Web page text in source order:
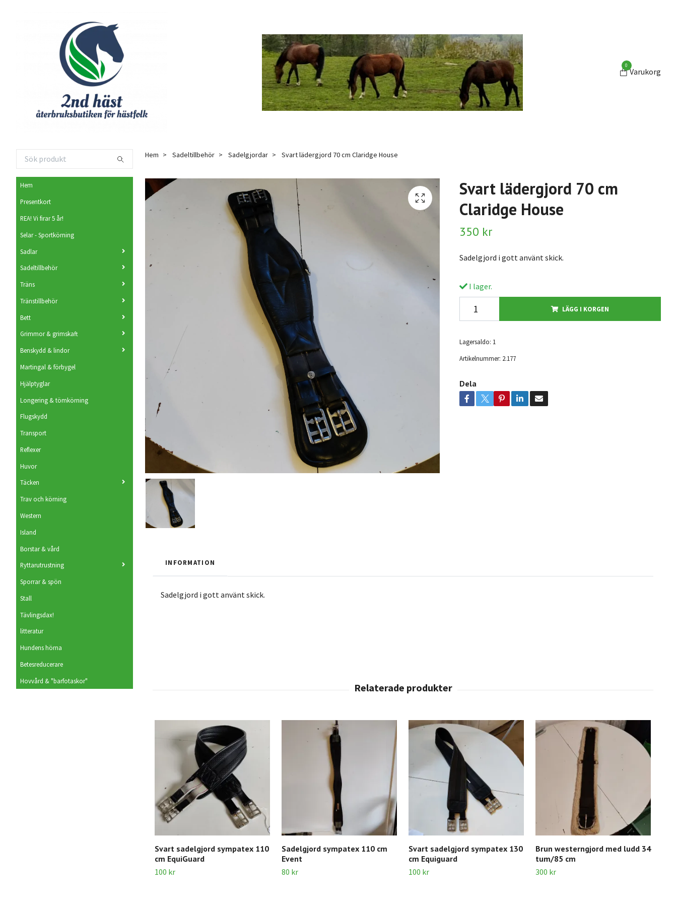
0
Varukorg
Hem
Presentkort
REA! Vi firar 5 år!
Selar - Sportkörning
Sadlar
Sadeltillbehör
Träns
Tränstillbehör
Bett
Grimmor & grimskaft
Benskydd & lindor
Martingal & förbygel
Hjälptyglar
Longering & tömkörning
Flugskydd
Transport
Reflexer
Huvor
Täcken
Trav och körning
Western
Island
Borstar & vård
Ryttarutrustning
Sporrar & spön
Stall
Tävlingsdax!
litteratur
Hundens hörna
Betesreducerare
Hovvård & "barfotaskor"
Hem Sadeltillbehör Sadelgjordar Svart lädergjord 70 cm Claridge House
Svart lädergjord 70 cm
Claridge House
350 kr
Sadelgjord i gott använt skick.
I lager.
LÄGG I KORGEN
Lagersaldo: 1
Artikelnummer: 2.177
Dela
INFORMATION
Sadelgjord i gott använt skick.
Svart sadelgjord sympatex 110
cm EquiGuard
100 kr
Sadelgjord sympatex 110 cm
Event
80 kr
Svart sadelgjord sympatex 130
cm Equiguard
100 kr
Brun westerngjord med ludd 34
tum/85 cm
300 kr